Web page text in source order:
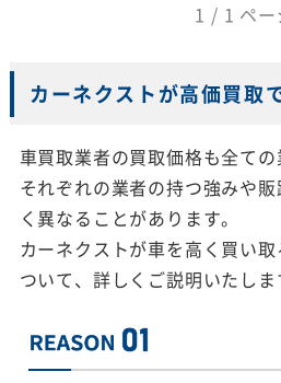
1 / 1 ペー
カーネクストが高価買取
車買取業者の買取価格も全ての
それぞれの業者の持つ強みや
く異なることがあります。
カーネクストが車を高く買い
ついて、詳しくご説明いたしま